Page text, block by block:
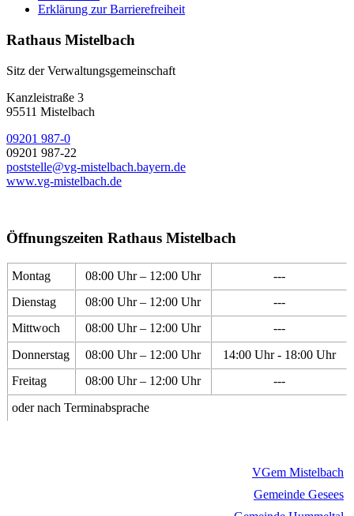
Erklärung zur Barrierefreiheit
Rathaus Mistelbach
Sitz der Verwaltungsgemeinschaft
Kanzleistraße 3
95511 Mistelbach
09201 987-0
09201 987-22
poststelle@vg-mistelbach.bayern.de
www.vg-mistelbach.de
Öffnungszeiten Rathaus Mistelbach
Montag 08:00 Uhr – 12:00 Uhr
---
Dienstag
08:00 Uhr – 12:00 Uhr
---
Mittwoch
08:00 Uhr – 12:00 Uhr
---
Donnerstag
08:00 Uhr – 12:00 Uhr
14:00 Uhr - 18:00 Uhr
Freitag
08:00 Uhr – 12:00 Uhr
---
oder nach Terminabsprache
VGem Mistelbach
Gemeinde Gesees